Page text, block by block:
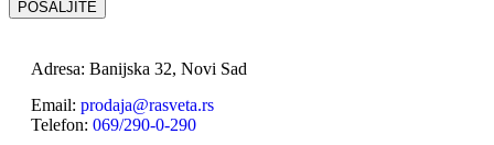
Adresa: Banijska 32, Novi Sad
Email: prodaja@rasveta.rs
Telefon: 069/290-0-290